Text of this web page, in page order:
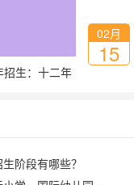
生：十二年
02月
15
阶段有哪些？